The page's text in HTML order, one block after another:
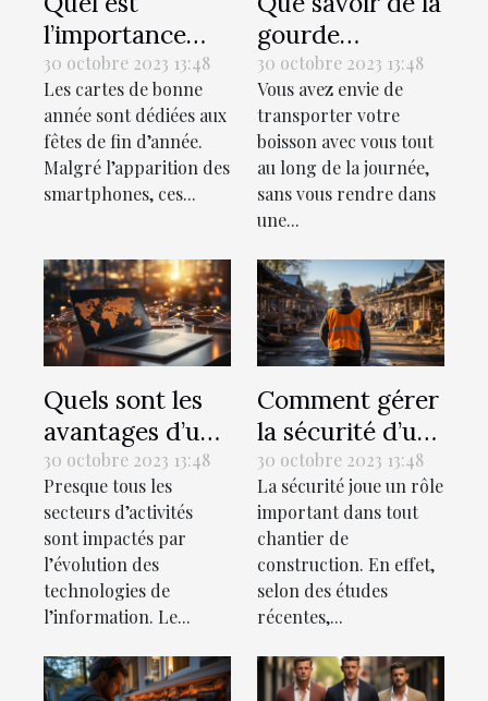
l’importance
des cartes de
bonne année ?
30 octobre 2023 13:48
Les cartes de bonne
année sont dédiées aux
fêtes de fin d’année.
Malgré l’apparition des
smartphones, ces...
gourde
isotherme ?
30 octobre 2023 13:48
Vous avez envie de
transporter votre
boisson avec vous tout
au long de la journée,
sans vous rendre dans
une...
Quels sont les
avantages d’un
recrutement en
ligne ?
30 octobre 2023 13:48
Presque tous les
secteurs d’activités
sont impactés par
l’évolution des
technologies de
l’information. Le...
Comment gérer
la sécurité d’un
chantier de
construction ?
30 octobre 2023 13:48
La sécurité joue un rôle
important dans tout
chantier de
construction. En effet,
selon des études
récentes,...